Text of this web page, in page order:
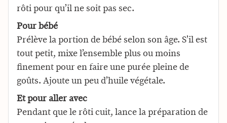
rôti pour qu’il ne soit pas sec.
Pour bébé
Prélève la portion de bébé selon son âge. S’il est
tout petit, mixe l’ensemble plus ou moins
finement pour en faire une purée pleine de
goûts. Ajoute un peu d’huile végétale.
Et pour aller avec
Pendant que le rôti cuit, lance la préparation de